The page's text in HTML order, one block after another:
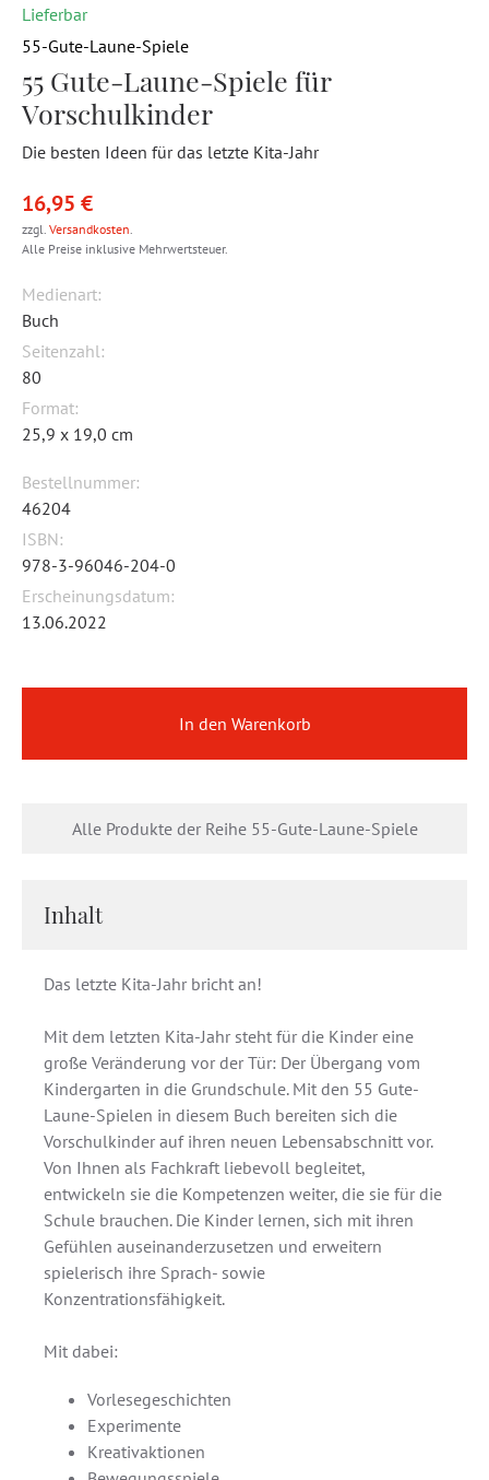
Lieferbar
55-Gute-Laune-Spiele
55 Gute-Laune-Spiele für
Vorschulkinder
Die besten Ideen für das letzte Kita-Jahr
16,95 €
zzgl. Versandkosten.
Alle Preise inklusive Mehrwertsteuer.
Medienart:
Buch
Seitenzahl:
80
Format:
25,9 x 19,0 cm
Bestellnummer:
46204
ISBN:
978-3-96046-204-0
Erscheinungsdatum:
13.06.2022
Alle Produkte der Reihe 55-Gute-Laune-Spiele
In den Warenkorb
Inhalt
Das letzte Kita-Jahr bricht an!
Mit dem letzten Kita-Jahr steht für die Kinder eine
große Veränderung vor der Tür: Der Übergang vom
Kindergarten in die Grundschule. Mit den 55 Gute-
Laune-Spielen in diesem Buch bereiten sich die
Vorschulkinder auf ihren neuen Lebensabschnitt vor.
Von Ihnen als Fachkraft liebevoll begleitet,
entwickeln sie die Kompetenzen weiter, die sie für die
Schule brauchen. Die Kinder lernen, sich mit ihren
Gefühlen auseinanderzusetzen und erweitern
spielerisch ihre Sprach- sowie
Konzentrationsfähigkeit.
Mit dabei:
Vorlesegeschichten
Experimente
Kreativaktionen